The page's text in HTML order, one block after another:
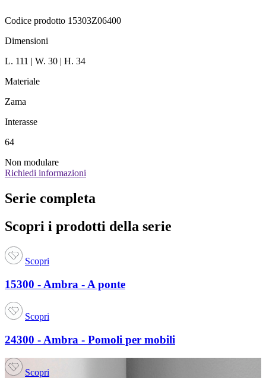
Codice prodotto 15303Z06400
Dimensioni
L. 111 | W. 30 | H. 34
Materiale
Zama
Interasse
64
Non modulare
Richiedi informazioni
Serie completa
Scopri i prodotti della serie
Scopri
15300 - Ambra - A ponte
Scopri
24300 - Ambra - Pomoli per mobili
Scopri